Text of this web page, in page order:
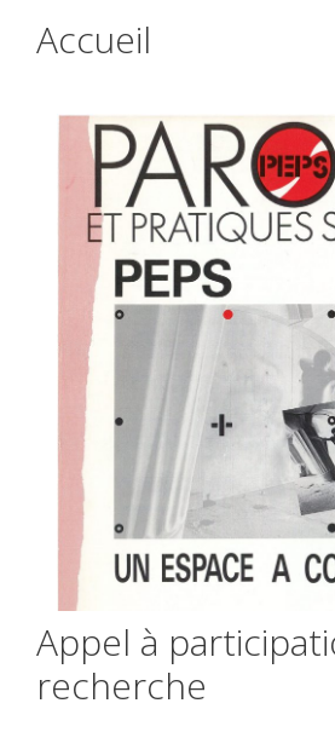
Accueil
Appel à
recherche